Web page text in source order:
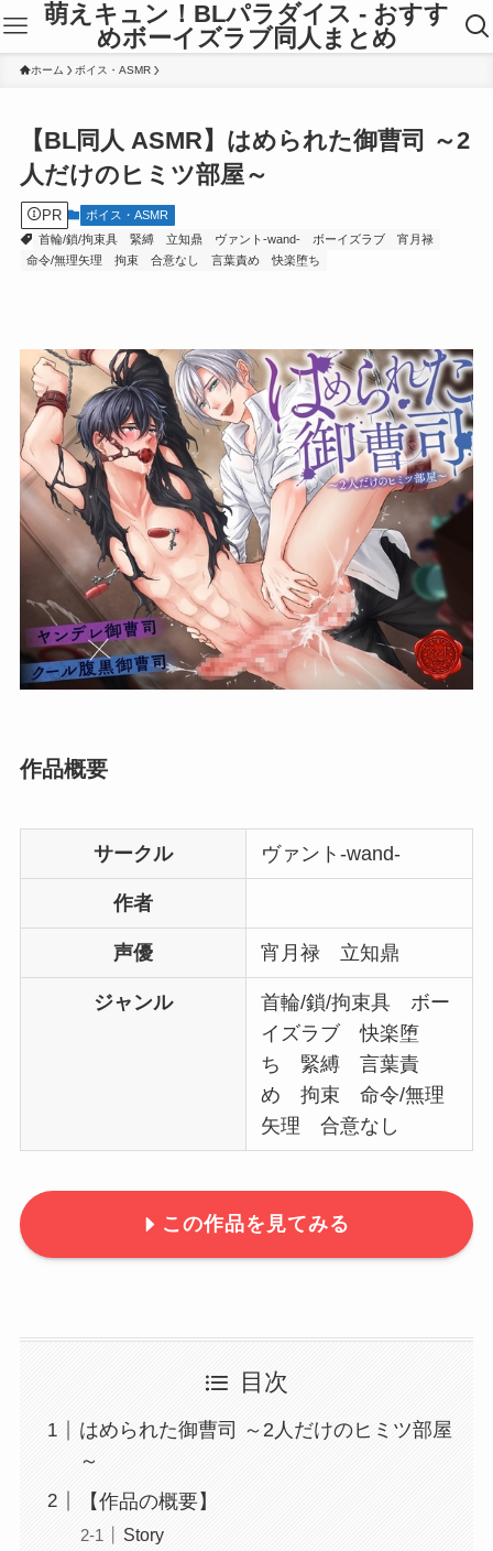
萌えキュン！BLパラダイス - おすす
めボーイズラブ同人まとめ
ホーム ボイス・ASMR
【BL同人 ASMR】はめられた御曹司 ～2
人だけのヒミツ部屋～
PR
ボイス・ASMR
首輪/鎖/拘束具
緊縛 立知鼎 ヴァント-wand- ボーイズラブ
宵月禄
命令/無理矢理
拘束 合意なし 言葉責め 快楽堕ち
作品概要
サークル ヴァント-wand-
作者
声優 宵月禄 立知鼎
ジャンル
首輪/鎖/拘束具 ボー
イズラブ 快楽堕
ち 緊縛 言葉責
め 拘束 命令/無理
矢理 合意なし
この作品を見てみる
目次
はめられた御曹司 ～2人だけのヒミツ部屋
～
【作品の概要】
Story